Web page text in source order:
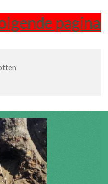
pagina